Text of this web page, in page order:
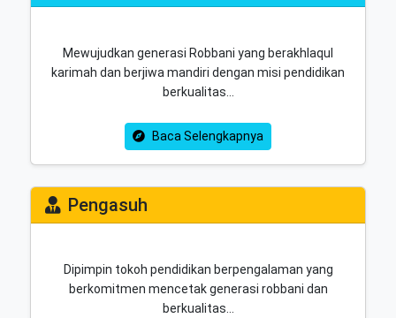
Mewujudkan generasi Robbani yang berakhlaqul
karimah dan berjiwa mandiri dengan misi pendidikan
berkualitas…
Baca Selengkapnya
Pengasuh
Dipimpin tokoh pendidikan berpengalaman yang
berkomitmen mencetak generasi robbani dan
berkualitas…